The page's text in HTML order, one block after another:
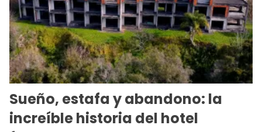
Sueño, estafa y abandono: la
increíble historia del hotel